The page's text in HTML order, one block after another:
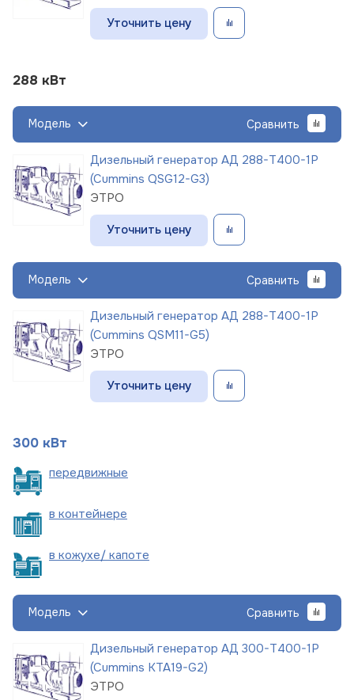
Уточнить цену
288 кВт
Модель Сравнить
Дизельный генератор АД 288-Т400-1Р
(Cummins QSG12-G3)
ЭТРО
Уточнить цену
Модель Сравнить
Дизельный генератор АД 288-Т400-1Р
(Cummins QSM11-G5)
ЭТРО
Уточнить цену
300 кВт
передвижные
в контейнере
в кожухе/ капоте
Модель Сравнить
Дизельный генератор АД 300-Т400-1Р
(Cummins KTA19-G2)
ЭТРО